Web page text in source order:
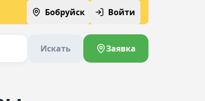
Бобруйск Войти
Искать Заявка